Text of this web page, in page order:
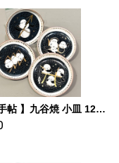
【ぴよ手帖 】九谷焼 小皿 12星座シリーズ 4枚セット C：射手・山羊・水瓶・魚